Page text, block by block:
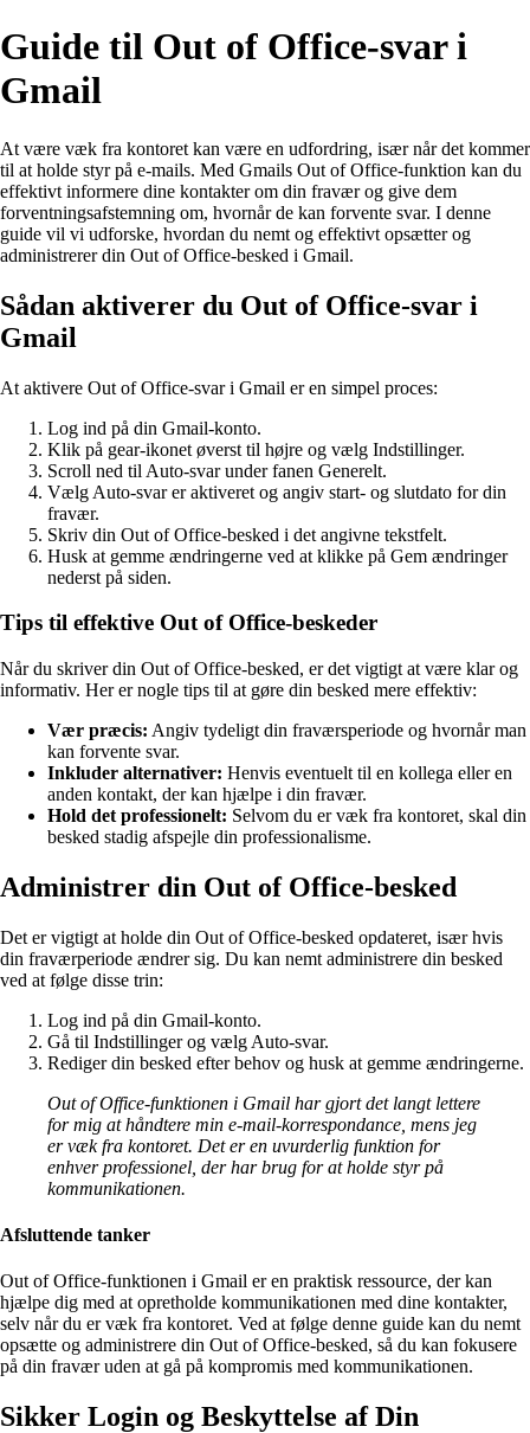
Guide til Out of Office-svar i
Gmail
At være væk fra kontoret kan være en udfordring, især når det kommer
til at holde styr på e-mails. Med Gmails Out of Office-funktion kan du
effektivt informere dine kontakter om din fravær og give dem
forventningsafstemning om, hvornår de kan forvente svar. I denne
guide vil vi udforske, hvordan du nemt og effektivt opsætter og
administrerer din Out of Office-besked i Gmail.
Sådan aktiverer du Out of Office-svar i
Gmail
At aktivere Out of Office-svar i Gmail er en simpel proces:
Log ind på din Gmail-konto.
Klik på gear-ikonet øverst til højre og vælg Indstillinger.
Scroll ned til Auto-svar under fanen Generelt.
Vælg Auto-svar er aktiveret og angiv start- og slutdato for din
fravær.
Skriv din Out of Office-besked i det angivne tekstfelt.
Husk at gemme ændringerne ved at klikke på Gem ændringer
nederst på siden.
Tips til effektive Out of Office-beskeder
Når du skriver din Out of Office-besked, er det vigtigt at være klar og
informativ. Her er nogle tips til at gøre din besked mere effektiv:
Vær præcis: Angiv tydeligt din fraværsperiode og hvornår man
kan forvente svar.
Inkluder alternativer: Henvis eventuelt til en kollega eller en
anden kontakt, der kan hjælpe i din fravær.
Hold det professionelt: Selvom du er væk fra kontoret, skal din
besked stadig afspejle din professionalisme.
Administrer din Out of Office-besked
Det er vigtigt at holde din Out of Office-besked opdateret, især hvis
din fraværperiode ændrer sig. Du kan nemt administrere din besked
ved at følge disse trin:
Log ind på din Gmail-konto.
Gå til Indstillinger og vælg Auto-svar.
Rediger din besked efter behov og husk at gemme ændringerne.
Out of Office-funktionen i Gmail har gjort det langt lettere
for mig at håndtere min e-mail-korrespondance, mens jeg
er væk fra kontoret. Det er en uvurderlig funktion for
enhver professionel, der har brug for at holde styr på
kommunikationen.
Afsluttende tanker
Out of Office-funktionen i Gmail er en praktisk ressource, der kan
hjælpe dig med at opretholde kommunikationen med dine kontakter,
selv når du er væk fra kontoret. Ved at følge denne guide kan du nemt
opsætte og administrere din Out of Office-besked, så du kan fokusere
på din fravær uden at gå på kompromis med kommunikationen.
Sikker Login og Beskyttelse af Din